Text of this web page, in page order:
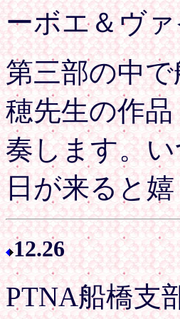
ーボエ＆ヴ
第三部の中
穂先生の作
奏します。
日が来ると
12.26
PTNA船橋支